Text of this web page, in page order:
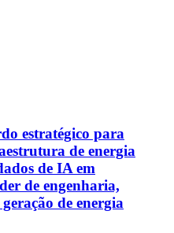
estratégico para
de energia
de IA em
de engenharia,
de energia